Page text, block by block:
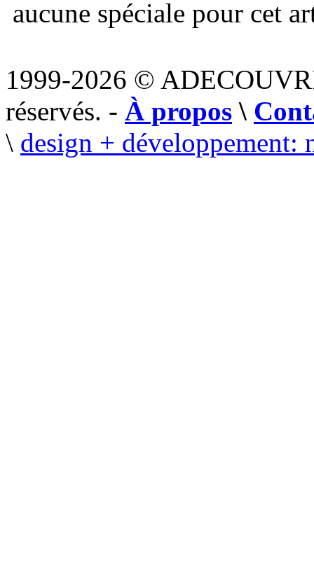
aucune spéciale pour cet
1999-2026 ©
réservés. - À propos \
\ design + développement: